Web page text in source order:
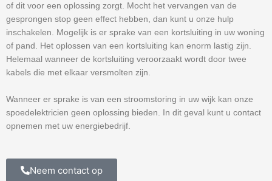
of dit voor een oplossing zorgt. Mocht het vervangen van de
gesprongen stop geen effect hebben, dan kunt u onze hulp
inschakelen. Mogelijk is er sprake van een kortsluiting in uw woning
of pand. Het oplossen van een kortsluiting kan enorm lastig zijn.
Helemaal wanneer de kortsluiting veroorzaakt wordt door twee
kabels die met elkaar versmolten zijn.
Wanneer er sprake is van een stroomstoring in uw wijk kan onze
spoedelektricien geen oplossing bieden. In dit geval kunt u contact
opnemen met uw energiebedrijf.
Neem contact op